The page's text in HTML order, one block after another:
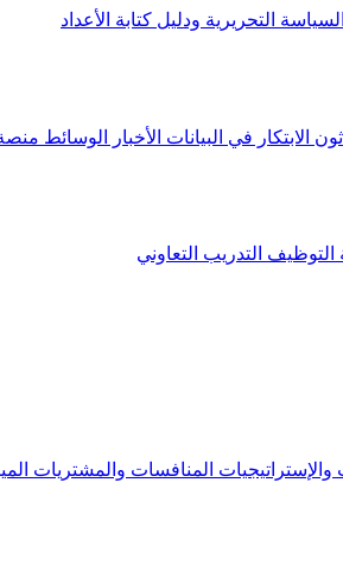
السياسة التحريرية ودليل كتابة الأعداد
الابتكار في البيانات الأخبار الوسائط
التوظيف التدريب التعاوني
والإستراتيجيات المنافسات والمشتريات